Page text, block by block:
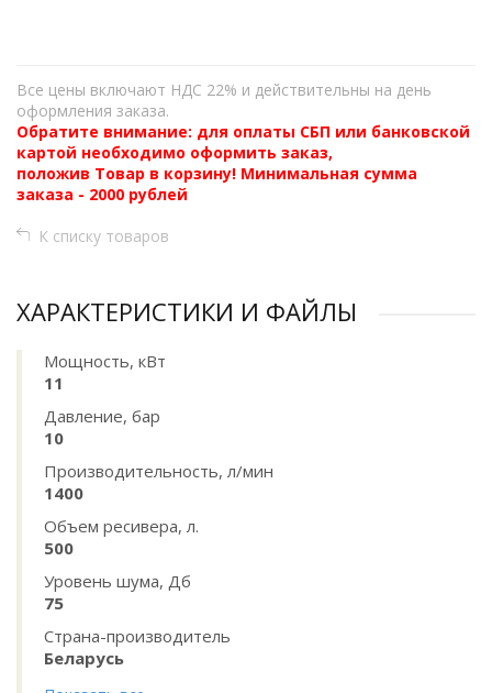
Все цены включают НДС 22% и действительны на день
оформления заказа.
Обратите внимание: для оплаты СБП или банковской
картой необходимо оформить заказ,
положив Товар в корзину! Минимальная сумма
заказа - 2000 рублей
К списку товаров
ХАРАКТЕРИСТИКИ И ФАЙЛЫ
Мощность, кВт
11
Давление, бар
10
Производительность, л/мин
1400
Объем ресивера, л.
500
Уровень шума, Дб
75
Страна-производитель
Беларусь